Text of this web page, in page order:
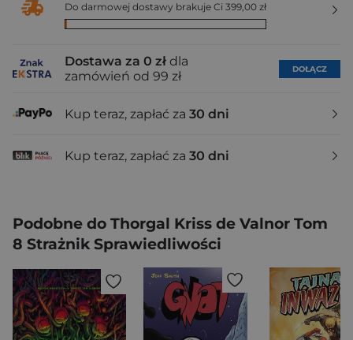
Do darmowej dostawy brakuje Ci 399,00 zł
Dostawa za 0 zł dla
zamówień od 99 zł
DOŁĄCZ
Kup teraz, zapłać za 30 dni
Kup teraz, zapłać za 30 dni
Podobne do Thorgal Kriss de Valnor Tom
8 Strażnik Sprawiedliwości